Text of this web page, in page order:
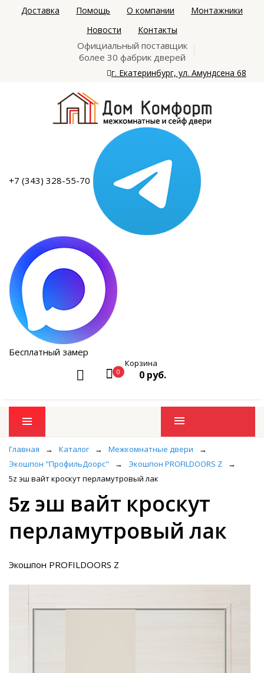
Доставка Помощь О компании
Монтажники
Новости
Контакты
Официальный поставщик
более 30 фабрик дверей
г. Екатеринбург, ул. Амундсена 68
+7 (343) 328-55-70
Бесплатный замер
0
Корзина
0 руб.
Промо товары
Главная → Каталог → Межкомнатные двери
→
Экошпон "ПрофильДоорс"
→ Экошпон PROFILDOORS Z
→
5z эш вайт кроскут перламутровый лак
5z эш вайт кроскут
перламутровый лак
Экошпон PROFILDOORS Z